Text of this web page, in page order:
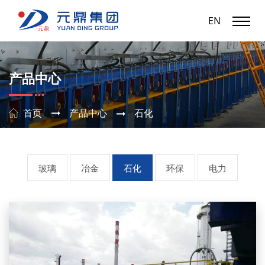
EN
产品中心
首页 产品中心 石化
玻璃 冶金 石化 环保 电力